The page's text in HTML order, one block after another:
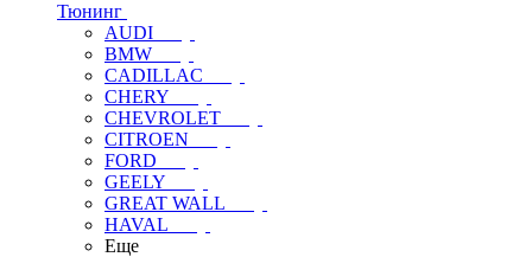
Тюнинг
AUDI
BMW
CADILLAC
CHERY
CHEVROLET
CITROEN
FORD
GEELY
GREAT WALL
HAVAL
Еще